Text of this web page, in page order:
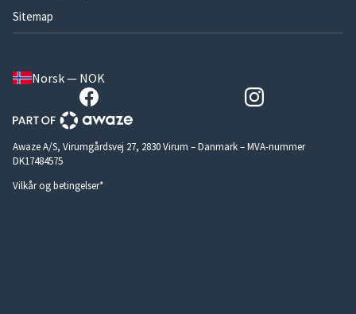
Sitemap
Norsk — NOK
Awaze A/S, Virumgårdsvej 27, 2830 Virum – Danmark – MVA-nummer
DK17484575
Vilkår og betingelser*